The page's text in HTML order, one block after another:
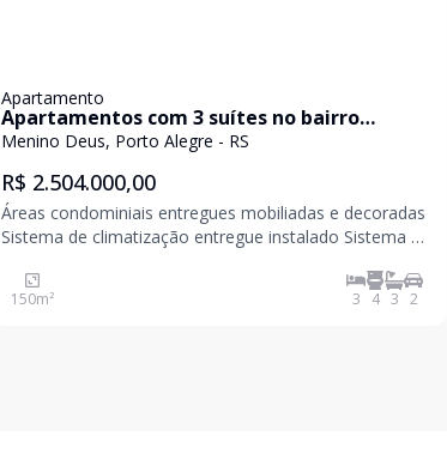
Apartamento
Apartamentos com 3 suítes no bairro
Menino Deus
Menino Deus, Porto Alegre - RS
R$ 2.504.000,00
Áreas condominiais entregues mobiliadas e decoradas
Sistema de climatização entregue instalado Sistema de
massagem, solarium e piscina com borda infinita Hall
de acesso com pé-direito duplo Cozinha /
150m² 3 4 3 2